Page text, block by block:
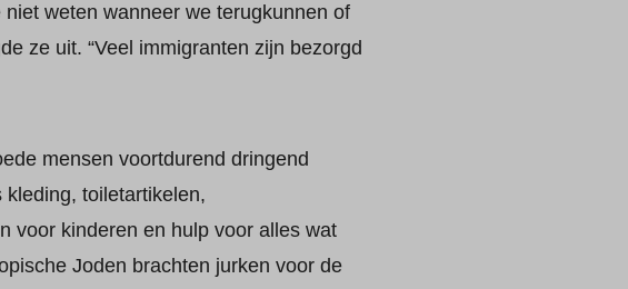
weten wanneer we terugkunnen of
ze uit. “Veel immigranten zijn bezorgd
mensen voortdurend dringend
kleding, toiletartikelen,
voor kinderen en hulp voor alles wat
Joden brachten jurken voor de